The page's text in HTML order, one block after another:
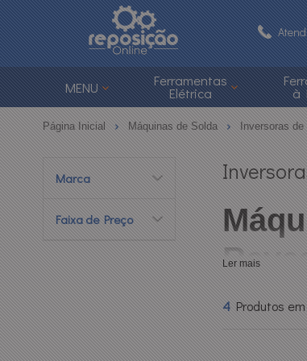
(48)
MENU Ferramentas
Elétrica à
Página Inicial Máquinas de Solda Inversoras de
Marca
Faixa de Preço
Asmáquinas
tradicionais do
com variações
e metalurgia.
Ler mais
4 Produtos em